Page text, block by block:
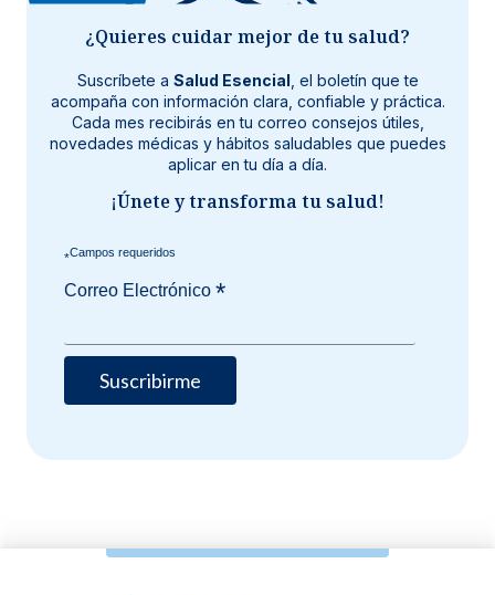
¿Quieres cuidar mejor de tu salud?
Suscríbete a Salud Esencial, el boletín que te
acompaña con información clara, confiable y práctica.
Cada mes recibirás en tu correo consejos útiles,
novedades médicas y hábitos saludables que puedes
aplicar en tu día a día.
¡Únete y transforma tu salud!
*
Correo Electrónico*